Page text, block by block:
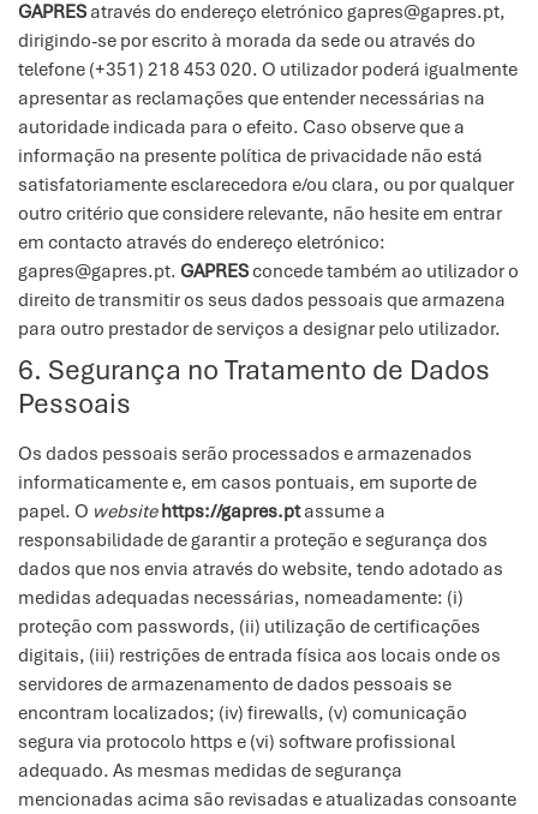
GAPRESatravés do endereço eletrónico gapres@gapres.pt,
dirigindo-se por escrito à morada da sede ou através do
telefone (+351) 218 453 020. O utilizador poderá igualmente
apresentar as reclamações que entender necessárias na
autoridade indicada para o efeito. Caso observe que a
informação na presente política de privacidade não está
satisfatoriamente esclarecedora e/ou clara, ou por qualquer
outro critério que considere relevante, não hesite em entrar
em contacto através do endereço eletrónico:
gapres@gapres.pt. GAPRESconcede também ao utilizador o
direito de transmitir os seus dados pessoais que armazena
para outro prestador de serviços a designar pelo utilizador.
6. Segurança no Tratamento de Dados
Pessoais
Os dados pessoais serão processados e armazenados
informaticamente e, em casos pontuais, em suporte de
papel. O website https://gapres.ptassume a
responsabilidade de garantir a proteção e segurança dos
dados que nos envia através do website, tendo adotado as
medidas adequadas necessárias, nomeadamente: (i)
proteção com passwords, (ii) utilização de certificações
digitais, (iii) restrições de entrada física aos locais onde os
servidores de armazenamento de dados pessoais se
encontram localizados; (iv) firewalls, (v) comunicação
segura via protocolo https e (vi) software profissional
adequado. As mesmas medidas de segurança
mencionadas acima são revisadas e atualizadas consoante